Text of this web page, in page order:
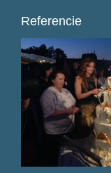
Referencie